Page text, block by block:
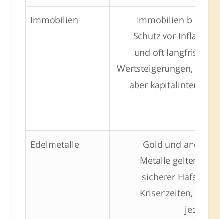
Immobilien
Immobilien bieten
Schutz vor Inflation
und oft langfristige
Wertsteigerungen, sind
aber kapitalintensiv.
Edelmetalle
Gold und andere
Metalle gelten als
sicherer Hafen in
Krisenzeiten, sind
jedoch